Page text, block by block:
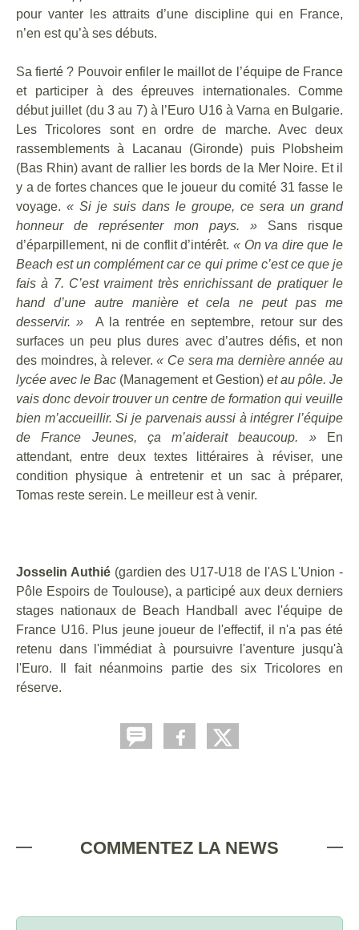
pour vanter les attraits d’une discipline qui en France,
n’en est qu’à ses débuts.
Sa fierté ? Pouvoir enfiler le maillot de l’équipe de France
et participer à des épreuves internationales. Comme
début juillet (du 3 au 7) à l’Euro U16 à Varna en Bulgarie.
Les Tricolores sont en ordre de marche. Avec deux
rassemblements à Lacanau (Gironde) puis Plobsheim
(Bas Rhin) avant de rallier les bords de la Mer Noire. Et il
y a de fortes chances que le joueur du comité 31 fasse le
voyage. « Si je suis dans le groupe, ce sera un grand
honneur de représenter mon pays. » Sans risque
d’éparpillement, ni de conflit d’intérêt. « On va dire que le
Beach est un complément car ce qui prime c’est ce que je
fais à 7. C’est vraiment très enrichissant de pratiquer le
hand d’une autre manière et cela ne peut pas me
desservir. » A la rentrée en septembre, retour sur des
surfaces un peu plus dures avec d’autres défis, et non
des moindres, à relever.« Ce sera ma dernière année au
lycée avec le Bac (Management et Gestion) et au pôle. Je
vais donc devoir trouver un centre de formation qui veuille
bien m’accueillir. Si je parvenais aussi à intégrer l’équipe
de France Jeunes, ça m’aiderait beaucoup. »En
attendant, entre deux textes littéraires à réviser, une
condition physique à entretenir et un sac à préparer,
Tomas reste serein. Le meilleur est à venir.
Josselin Authié(gardien des U17-U18 de l'AS L'Union -
Pôle Espoirs de Toulouse), a participé aux deux derniers
stages nationaux de Beach Handball avec l'équipe de
France U16. Plus jeune joueur de l'effectif, il n'a pas été
retenu dans l'immédiat à poursuivre l'aventure jusqu'à
l'Euro. Il fait néanmoins partie des six Tricolores en
réserve.
COMMENTEZ LA NEWS